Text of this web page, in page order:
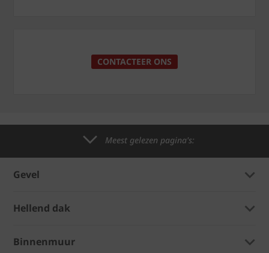
CONTACTEER ONS
Meest gelezen pagina's:
Gevel
Hellend dak
Binnenmuur